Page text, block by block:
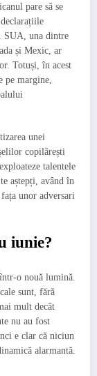
pare să se
SUA, una dintre
și Mexic, ar
Totuși, în acest
pe margine,
unei
copilărești
talentele
aștepți, având în
unor adversari
iunie?
o nouă lumină.
sunt, fără
mult decât
nu au fost
e clar că niciun
alarmantă.